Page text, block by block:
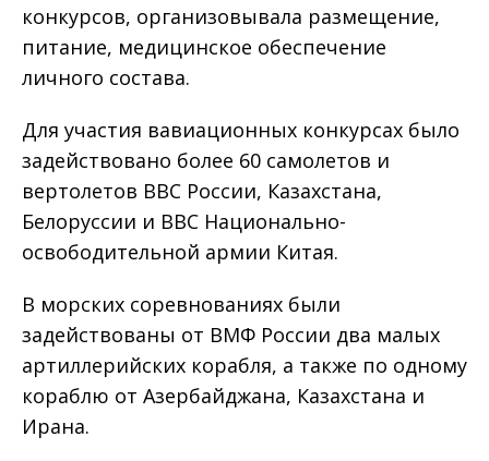
конкурсов, организовывала размещение,
питание, медицинское обеспечение
личного состава.
Для участия вавиационных конкурсах было
задействовано более 60 самолетов и
вертолетов ВВС России, Казахстана,
Белоруссии и ВВС Национально-
освободительной армии Китая.
В морских соревнованиях были
задействованы от ВМФ России два малых
артиллерийских корабля, а также по одному
кораблю от Азербайджана, Казахстана и
Ирана.